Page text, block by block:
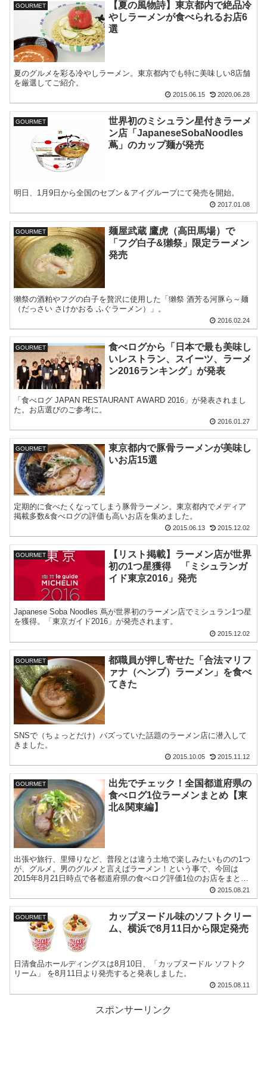
GOURMET
【夏の風物詩】東京都内で絶品冷
やしラーメンが食べられるお店6
選
夏のグルメを彩る冷やしラーメン。東京都内でも特に美味しい8店舗
を厳選してご紹介。
2015.06.15 2020.06.28
GOURMET
世界初のミシュラン星付きラーメ
ン店「JapaneseSobaNoodles
蔦」のカップ麺が発売
明日、1月9日から全国のセブン＆アイグループにて発売を開始。
2017.01.08
GOURMET
麺屋武蔵 鷹虎（高田馬場）で
「フグ白子&獺祭」限定ラーメン
発売
獺祭の酒粕やフグの白子を贅沢に使用した「獺祭 酒芳る河豚ら～麺
（だっさい さけかおる ふぐラーメン）」。
2016.02.24
GOURMET
食べログから「日本で最も美味し
いレストラン、スイーツ、ラーメ
ン2016ランキング」が発表
「食べログ JAPAN RESTAURANT AWARD 2016」が発表されまし
た。お店選びのご参考に。
2016.01.27
GOURMET
東京都内で豚骨ラーメンが美味し
いお店15選
定期的に食べたくなってしまう豚骨ラーメン。東京都内でメディア
掲載多数&食べログの評価も高いお店を集めました。
2015.06.13 2015.12.02
GOURMET
【リスト掲載】ラーメン店が世界
初の1つ星獲得 「ミシュランガ
イド東京2016」発売
Japanese Soba Noodles 蔦が世界初のラーメン店でミシュラン1つ星
を獲得。「東京ガイド2016」が発売されます。
2015.12.02
GOURMET
都職員が押し寄せた「合法マリフ
ァナ（ヘンプ）ラーメン」を食べ
てきた
SNSで（ちょっとだけ）バズっていた話題のラーメン店に潜入して
きました。
2015.10.05 2015.11.12
GOURMET
出先でチェック！全国都道府県の
食べログ1位ラーメンまとめ【東
北&関東編】
出張や旅行、里帰りなど、普段とは違う土地で楽しみたいものの1つ
が、グルメ。男のグルメと言えばラーメン！という事で、今回は
2015年8月21日時点で各都道府県の食べログ評価1位のお店をまとめ
2015.08.21
GOURMET
カップヌードル味のソフトクリー
ム、横浜で8月11日から限定発売
日清食品ホールディングスは8月10日、「カップヌードル ソフトク
リーム」 を8月11日より発売すると発表しました。
2015.08.11
スポンサーリンク